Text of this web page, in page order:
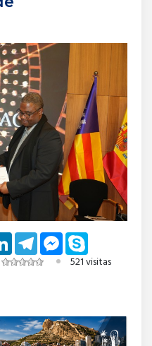
LinkedInTelegramMessenger
521 visitas